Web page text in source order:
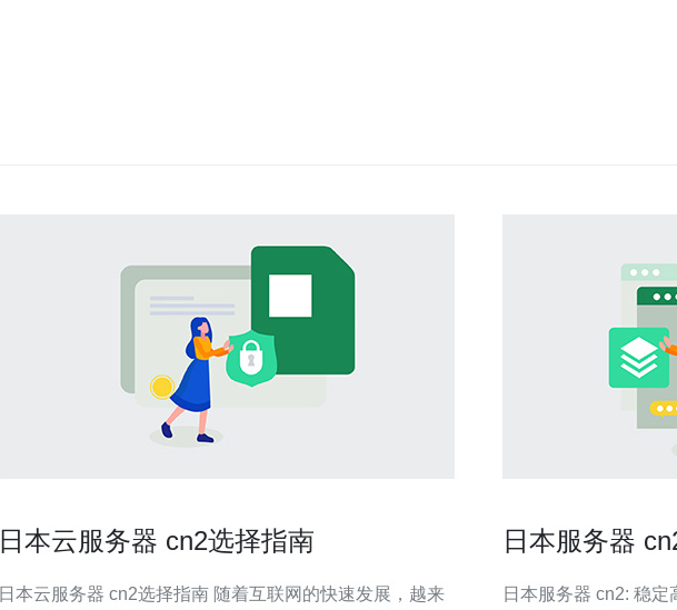
日本云服务器 cn2选择指南
日本云服务器 cn2选择指南 随着互联网的快速发展，越来
日本服务器
日本服务器 cn2: 稳定高速的